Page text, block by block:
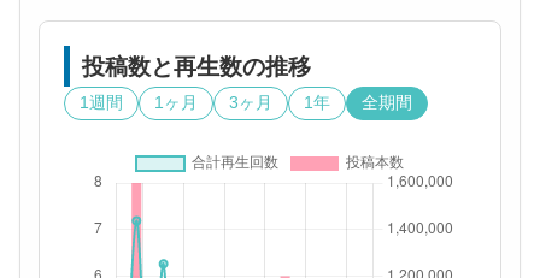
投稿数と再生数の推移
1週間 1ヶ月 3ヶ月 1年 全期間